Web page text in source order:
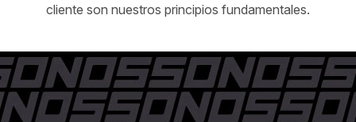
cliente son nuestros principios fundamentales.